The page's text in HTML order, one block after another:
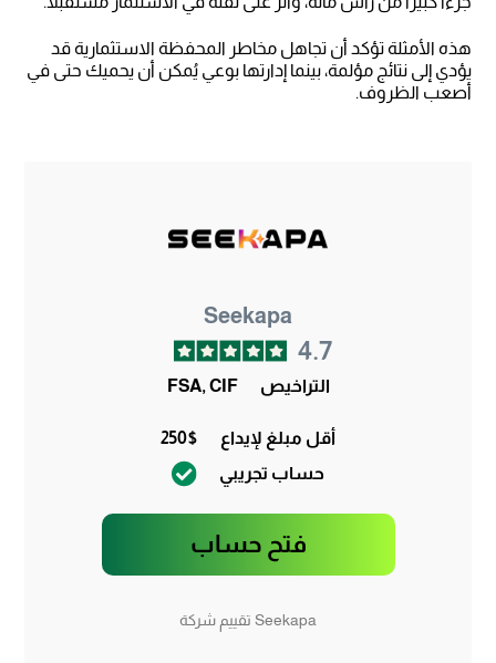
هذه الأمثلة تؤكد أن تجاهل مخاطر المحفظة الاستثمارية قد
يؤدي إلى نتائج مؤلمة، بينما إدارتها بوعي يُمكن أن يحميك حتى في
أصعب الظروف.
Seekapa
4.7
التراخيص FSA, CIF
أقل مبلغ لإيداع
250$
حساب تجريبي
فتح حساب
Seekapa تقييم شركة